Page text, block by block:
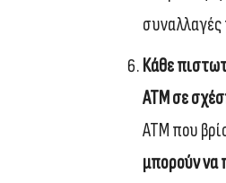
συναλλαγές
Κάθε
ΑΤΜ σε
ΑΤΜ που
μπορούν να